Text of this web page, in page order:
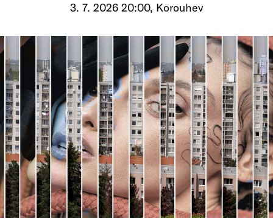
Pro děti
edu
Vše o ČT
3. 7. 2026 20:00, Korouhev